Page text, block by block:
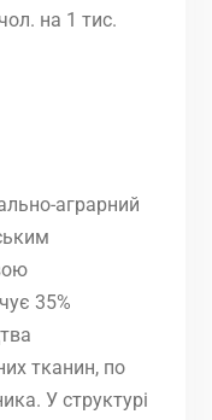
на 1 тис.
аграрний
35%
тканин, по
У структурі